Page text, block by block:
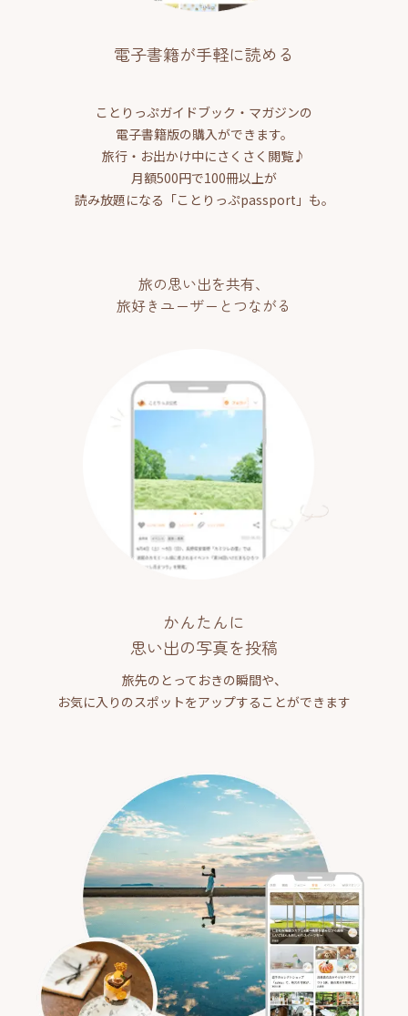
電子書籍が手軽に読める
ことりっぷガイドブック・マガジンの
電子書籍版の購入ができます。
旅行・お出かけ中にさくさく閲覧♪
月額500円で100冊以上が
読み放題になる「ことりっぷpassport」も。
旅の思い出を共有、
旅好きユーザーとつながる
かんたんに
思い出の写真を投稿
旅先のとっておきの瞬間や、
お気に入りのスポットをアップすることができます